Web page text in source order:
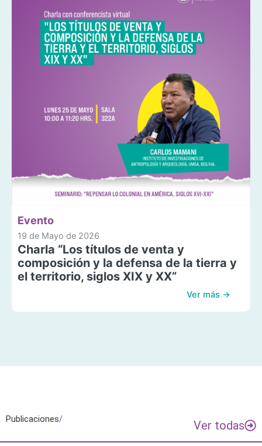
Evento
19 de Mayo de 2026
Charla “Los títulos de venta y
composición y la defensa de la tierra y
el territorio, siglos XIX y XX”
Ver más →
Publicaciones/ Ver todas